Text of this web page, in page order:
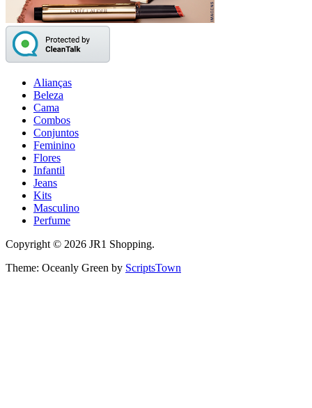
Alianças
Beleza
Cama
Combos
Conjuntos
Feminino
Flores
Infantil
Jeans
Kits
Masculino
Perfume
Copyright © 2026 JR1 Shopping.
Theme: Oceanly Green by ScriptsTown